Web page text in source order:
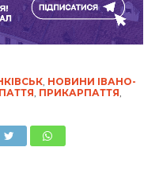
, НОВИНИ ІВАНО-
ПРИКАРПАТТЯ